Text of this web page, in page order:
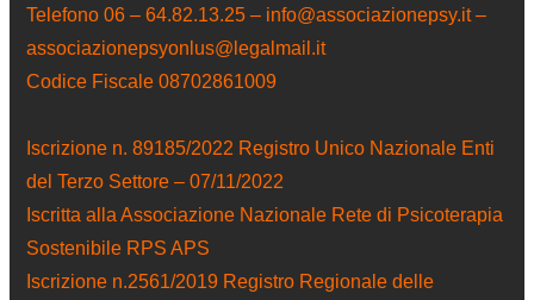
Telefono 06 – 64.82.13.25 – info@associazionepsy.it –
associazionepsyonlus@legalmail.it
Codice Fiscale 08702861009
Iscrizione n. 89185/2022 Registro Unico Nazionale Enti
del Terzo Settore – 07/11/2022
Iscritta alla Associazione Nazionale Rete di Psicoterapia
Sostenibile RPS APS
Iscrizione n.2561/2019 Registro Regionale delle